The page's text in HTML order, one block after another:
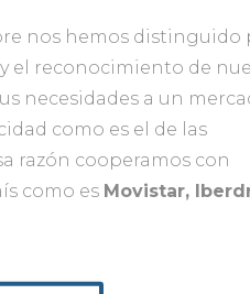
nos hemos distinguido
el reconocimiento de
necesidades a un
como es el de las
razón cooperamos con
como es Movistar,